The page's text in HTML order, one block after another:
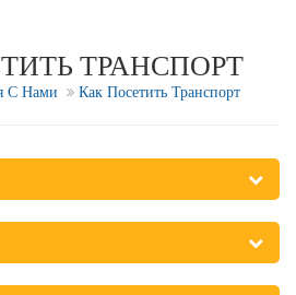
ТРАНСПОРТ
С Нами Как Посетить Транспорт